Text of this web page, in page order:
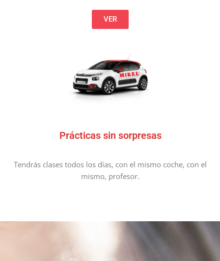
VER
Prácticas sin sorpresas
Tendrás clases todos los días, con el mismo coche, con el
mismo, profesor.